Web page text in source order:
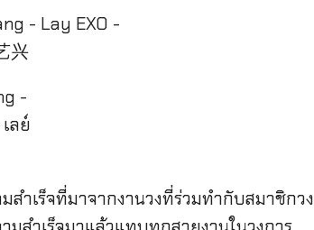
สำเร็จที่มาจากงานวงที่ร่วมทำกับสมาชิกวง